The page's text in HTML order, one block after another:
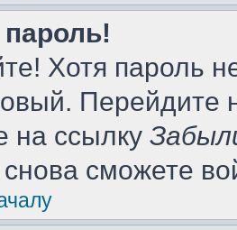
Хотя пароль
Перейдите
на ссылку
сможете